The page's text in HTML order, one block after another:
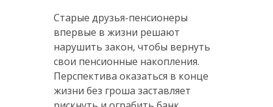
Старые друзья-пенсионеры
впервые в жизни решают
нарушить закон, чтобы вернуть
свои пенсионные накопления.
Перспектива оказаться в конце
жизни без гроша заставляет